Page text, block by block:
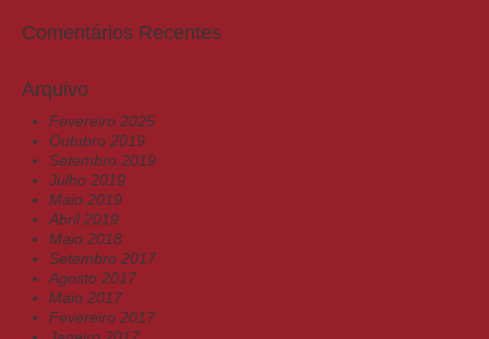
Comentários Recentes
Arquivo
Fevereiro 2025
Outubro 2019
Setembro 2019
Julho 2019
Maio 2019
Abril 2019
Maio 2018
Setembro 2017
Agosto 2017
Maio 2017
Fevereiro 2017